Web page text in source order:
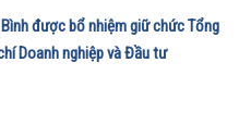
được bổ nhiệm giữ chức Tổng
Doanh nghiệp và Đầu tư